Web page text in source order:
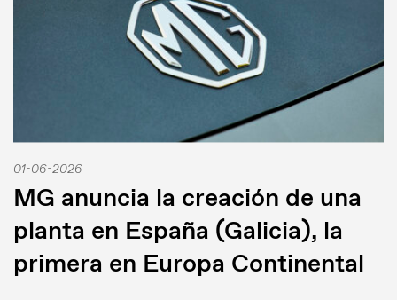
01-06-2026
MG anuncia la creación de una
planta en España (Galicia), la
primera en Europa Continental